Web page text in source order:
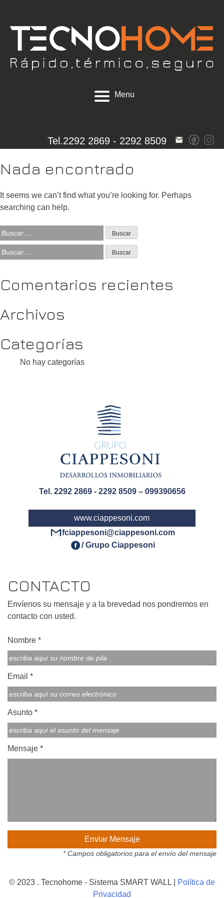
content
Menu
Tel.2292 2869 - 2292 8509
Nada encontrado
It seems we can’t find what you’re looking for. Perhaps
searching can help.
Buscar:
Buscar:
Comentarios recientes
Archivos
Categorías
No hay categorías
Tel. 2292 2869 - 2292 8509 – 099390656
www.ciappesoni.com
fciappesoni@ciappesoni.com
/ Grupo Ciappesoni
CONTACTO
Envíenos su mensaje y a la brevedad nos pondremos en
contacto con usted.
Nombre *
Email *
Asunto *
Mensaje *
* Campos obligatorios para el envío del mensaje
© 2023 . Tecnohome - Sistema SMART WALL |
Política de
Privacidad